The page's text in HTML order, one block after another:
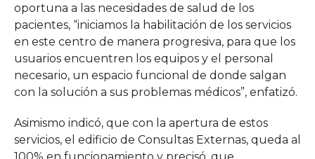
oportuna a las necesidades de salud de los
pacientes, “iniciamos la habilitación de los servicios
en este centro de manera progresiva, para que los
usuarios encuentren los equipos y el personal
necesario, un espacio funcional de donde salgan
con la solución a sus problemas médicos”, enfatizó.
Asimismo indicó, que con la apertura de estos
servicios, el edificio de Consultas Externas, queda al